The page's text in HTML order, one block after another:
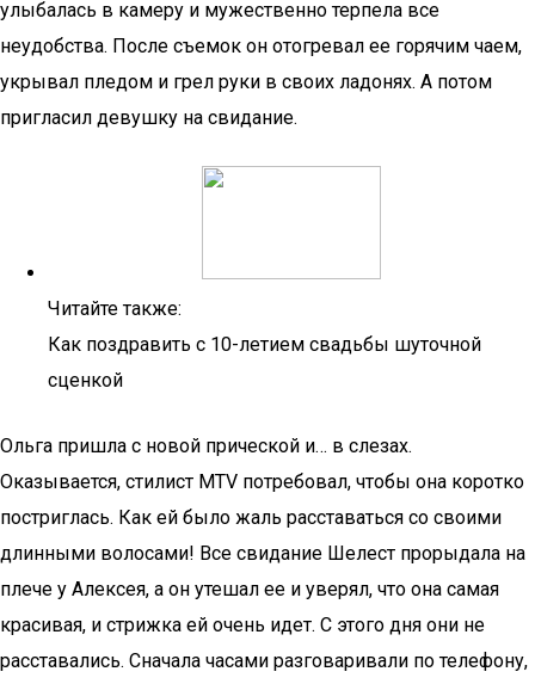
улыбалась в камеру и мужественно терпела все
неудобства. После съемок он отогревал ее горячим чаем,
укрывал пледом и грел руки в своих ладонях. А потом
пригласил девушку на свидание.
Читайте также:
Как поздравить с 10-летием свадьбы шуточной
сценкой
Ольга пришла с новой прической и… в слезах.
Оказывается, стилист MТV потребовал, чтобы она коротко
постриглась. Как ей было жаль расставаться со своими
длинными волосами! Все свидание Шелест прорыдала на
плече у Алексея, а он утешал ее и уверял, что она самая
красивая, и стрижка ей очень идет. С этого дня они не
расставались. Сначала часами разговаривали по телефону,